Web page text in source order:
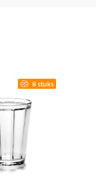
8 stuks